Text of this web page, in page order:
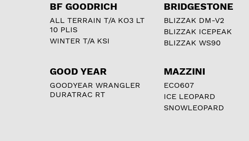
BF GOODRICH
ALL TERRAIN T/A KO3 LT
10 PLIS
WINTER T/A KSI
BRIDGESTONE
BLIZZAK DM-V2
BLIZZAK ICEPEAK
BLIZZAK WS90
GOOD YEAR
GOODYEAR WRANGLER
DURATRAC RT
MAZZINI
ECO607
ICE LEOPARD
SNOWLEOPARD